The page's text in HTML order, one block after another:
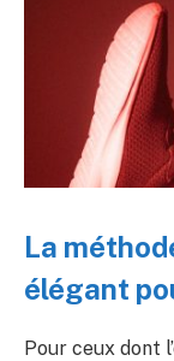
La
élégant
Pour ceux dont